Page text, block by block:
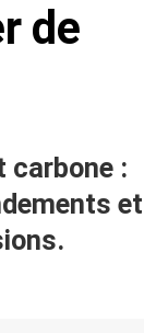
de
carbone :
et